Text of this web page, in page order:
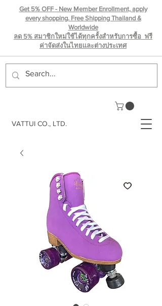
VATTUI CO., LTD.
Get 5% OFF - New Member Enrollment, apply
every shopping. Free Shipping Thailand &
Worldwide
ลด 5% สมาชิกใหม่ใช้ได้ทุกครั้งสำหรับการซื้อ ฟรี
ค่าจัดส่งในไทยเเละต่างประเทศ